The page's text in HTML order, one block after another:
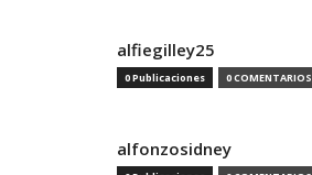
alfiegilley25
0 Publicaciones 0 COMENTARIOS
alfonzosidney